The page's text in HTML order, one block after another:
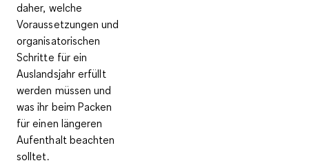
daher, welche
Voraussetzungen und
organisatorischen
Schritte für ein
Auslandsjahr erfüllt
werden müssen und
was ihr beim Packen
für einen längeren
Aufenthalt beachten
solltet.